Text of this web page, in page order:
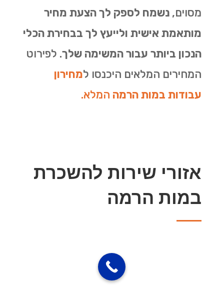
מסוים, נשמח לספק לך הצעת מחיר
מותאמת אישית ולייעץ לך בבחירת הכלי
הנכון ביותר עבור המשימה שלך. לפירוט
המחירים המלאים היכנסו למחירון
עבודות במות הרמה המלא.
אזורי שירות להשכרת
במות הרמה